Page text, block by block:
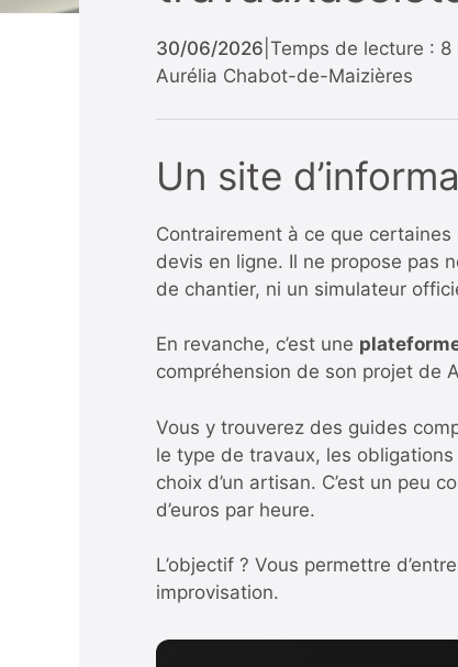
30/06/2026 Temps de lecture : 8
Aurélia Chabot-de-Maizières
Un site
Contrairement à ce que
devis en ligne. Il ne propose pas
de chantier, ni un simulateur
En revanche, c’est une
compréhension de son projet de
Vous y trouverez des guides
le type de travaux, les
choix d’un artisan. C’est un peu
d’euros par heure.
L’objectif ? Vous permettre
improvisation.